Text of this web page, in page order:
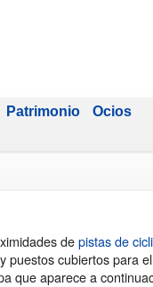
Patrimonio Ocios
depistas de
puestos cubiertos para
que aparece a